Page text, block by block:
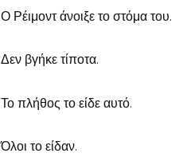
Ο Ρέιμοντ άνοιξε το στόμα του.
Δεν βγήκε τίποτα.
Το πλήθος το είδε αυτό.
Όλοι το είδαν.